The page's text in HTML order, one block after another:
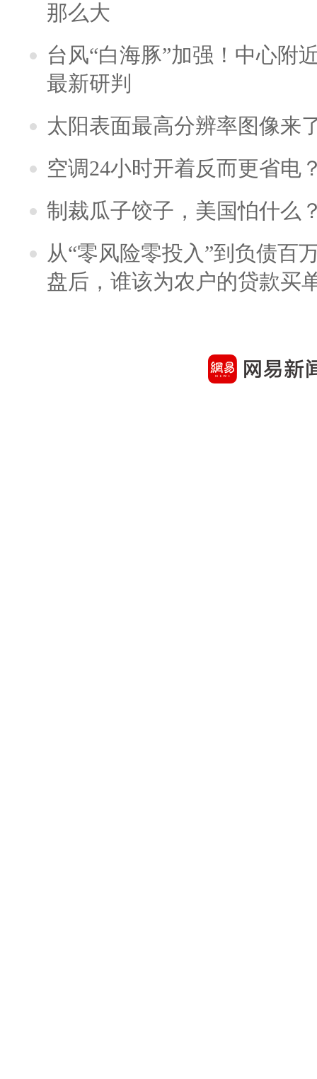
那么大
台风“白海豚”加强！中心附
最新研判
太阳表面最高分辨率图像来
空调24小时开着反而更省电
制裁瓜子饺子，美国怕什么
从“零风险零投入”到负债百
盘后，谁该为农户的贷款买